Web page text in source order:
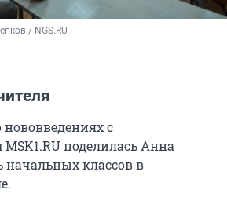
/ NGS.RU
с
поделилась Анна
начальных классов в